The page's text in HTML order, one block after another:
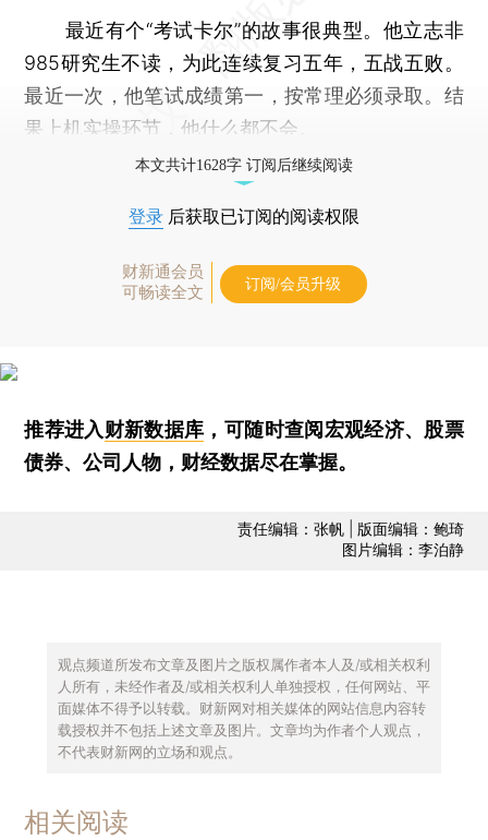
最近有个“考试卡尔”的故事很典型。他立志非
985研究生不读，为此连续复习五年，五战五败。
最近一次，他笔试成绩第一，按常理必须录取。结
果上机实操环节，他什么都不会。
本文共计1628字 订阅后继续阅读
登录 后获取已订阅的阅读权限
财新通会员
可畅读全文
订阅/会员升级
推荐进入财新数据库 ，可随时查阅宏观经济、股票
债券、公司人物，财经数据尽在掌握。
责任编辑：张帆 | 版面编辑：鲍琦
图片编辑：李泊静
观点频道所发布文章及图片之版权属作者本人及/或相关权利
人所有，未经作者及/或相关权利人单独授权，任何网站、平
面媒体不得予以转载。财新网对相关媒体的网站信息内容转
载授权并不包括上述文章及图片。文章均为作者个人观点，
不代表财新网的立场和观点。
相关阅读